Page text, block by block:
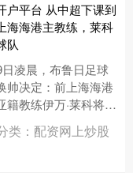
户平台 从中超下课到
海海港主教练，莱科
队
凌晨，布鲁日足球
帅决定：前上海海港
籍教练伊万·莱科将临
对决，仅剩下4....
类：配资网上炒股